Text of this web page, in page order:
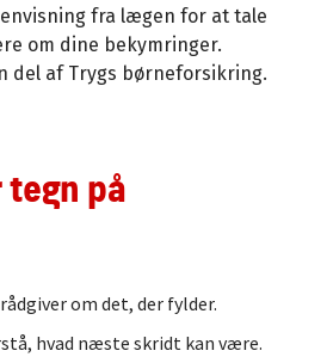
fra lægen for at tale
om dine bekymringer.
del af Trygs børneforsikring.
tegn på
om det, der fylder.
hvad næste skridt kan være.